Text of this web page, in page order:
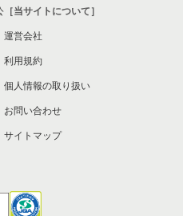
の案件一覧
の案件一覧
物件の案件一覧
［当サイトについて］
運営会社
利用規約
個人情報の取り扱い
お問い合わせ
サイトマップ